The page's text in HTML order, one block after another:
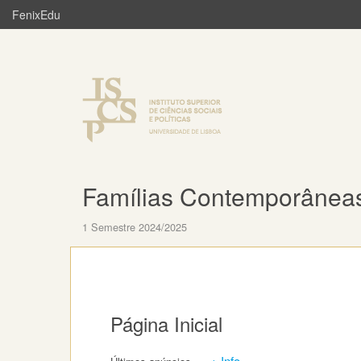
FenixEdu
Famílias
1 Semestre 2024/2025
Página Inicial